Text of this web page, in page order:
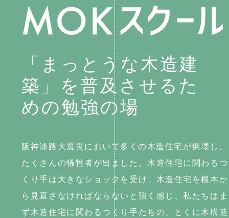
「まっとうな木造建
築」を普及させるた
めの勉強の場
阪神淡路大震災において多くの木造住宅が倒壊し、
たくさんの犠牲者が出ました。木造住宅に関わるつ
くり手は大きなショックを受け、木造住宅を根本か
ら見直さなければならないと強く感じ、私たちはま
ず木造住宅に関わるつくり手たちの、とくに木構造